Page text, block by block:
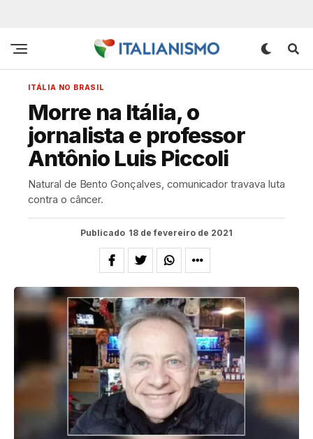
ITÁLIA NO BRASIL
Morre na Itália, o
jornalista e professor
Antônio Luis Piccoli
Natural de Bento Gonçalves, comunicador travava luta
contra o câncer.
Publicado 18 de fevereiro de 2021